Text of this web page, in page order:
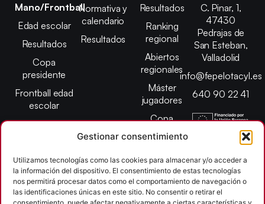
Gestionar consentimiento
Utilizamos tecnologías como las cookies para almacenar y/o acceder a
la información del dispositivo. El consentimiento de estas tecnologías
nos permitirá procesar datos como el comportamiento de navegación o
las identificaciones únicas en este sitio. No consentir o retirar el
Mano/Frontball
Edad escolar
Resultados
Copa
presidente
Frontball edad
escolar
Normativa y
calendario
Resultados
Resultados
Ranking
regional
Abiertos
regionales
Máster
jugadores
Copa
presidente
escolar
Campeonato
provincial
C. Pinar, 1,
47430
Pedrajas de
San Esteban,
Valladolid
info@fepelotacyl.es
640 90 22 41